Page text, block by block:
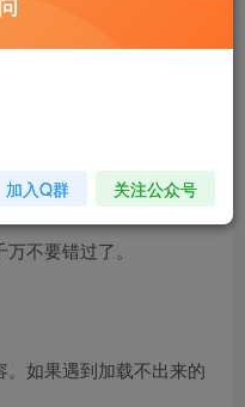
款非常热门的动漫资源软
盖了最新热门的动漫视
拥有海量的动漫资源，用
，国产热门、日漫、欧美
的动漫更新速度非常快，
不要错过了。
如果遇到加载不出来的
加入Q群 关注公众号